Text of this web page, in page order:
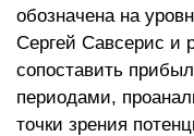
обозначена на
Сергей Савсерис и
сопоставить
периодами,
точки зрения